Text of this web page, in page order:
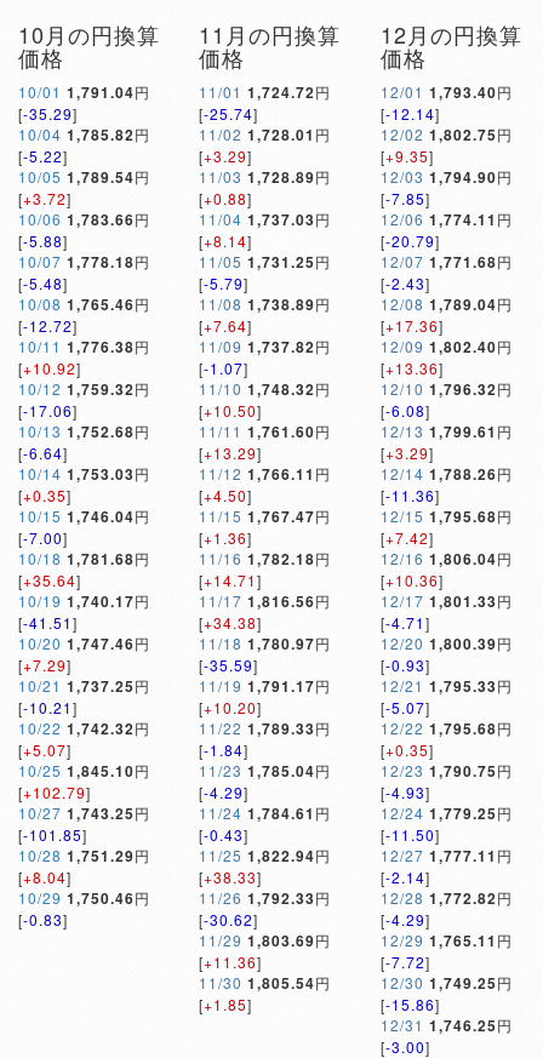
10月の円換算
価格
10/01 1,791.04円
[-35.29]
10/04 1,785.82円
[-5.22]
10/05 1,789.54円
[+3.72]
10/06 1,783.66円
[-5.88]
10/07 1,778.18円
[-5.48]
10/08 1,765.46円
[-12.72]
10/11 1,776.38円
[+10.92]
10/12 1,759.32円
[-17.06]
10/13 1,752.68円
[-6.64]
10/14 1,753.03円
[+0.35]
10/15 1,746.04円
[-7.00]
10/18 1,781.68円
[+35.64]
10/19 1,740.17円
[-41.51]
10/20 1,747.46円
[+7.29]
10/21 1,737.25円
[-10.21]
10/22 1,742.32円
[+5.07]
10/25 1,845.10円
[+102.79]
10/27 1,743.25円
[-101.85]
10/28 1,751.29円
[+8.04]
10/29 1,750.46円
[-0.83]
11月の円換算
価格
11/01 1,724.72円
[-25.74]
11/02 1,728.01 円
[+3.29]
11/03 1,728.89円
[+0.88]
11/04 1,737.03円
[+8.14]
11/05 1,731.25円
[-5.79]
11/08 1,738.89円
[+7.64]
11/09 1,737.82円
[-1.07]
11/10 1,748.32円
[+10.50]
11/11 1,761.60円
[+13.29]
11/12 1,766.11 円
[+4.50]
11/15 1,767.47円
[+1.36]
11/16 1,782.18円
[+14.71]
11/17 1,816.56円
[+34.38]
11/18 1,780.97円
[-35.59]
11/19 1,791.17円
[+10.20]
11/22 1,789.33円
[-1.84]
11/23 1,785.04円
[-4.29]
11/24 1,784.61 円
[-0.43]
11/25 1,822.94円
[+38.33]
11/26 1,792.33円
[-30.62]
11/29 1,803.69円
[+11.36]
11/30 1,805.54円
[+1.85]
12月の円換算
価格
12/01 1,793.40円
[-12.14]
12/02 1,802.75円
[+9.35]
12/03 1,794.90円
[-7.85]
12/06 1,774.11 円
[-20.79]
12/07 1,771.68円
[-2.43]
12/08 1,789.04円
[+17.36]
12/09 1,802.40円
[+13.36]
12/10 1,796.32円
[-6.08]
12/13 1,799.61 円
[+3.29]
12/14 1,788.26円
[-11.36]
12/15 1,795.68円
[+7.42]
12/16 1,806.04円
[+10.36]
12/17 1,801.33円
[-4.71]
12/20 1,800.39円
[-0.93]
12/21 1,795.33円
[-5.07]
12/22 1,795.68円
[+0.35]
12/23 1,790.75円
[-4.93]
12/24 1,779.25円
[-11.50]
12/27 1,777.11 円
[-2.14]
12/28 1,772.82円
[-4.29]
12/29 1,765.11 円
[-7.72]
12/30 1,749.25円
[-15.86]
12/31 1,746.25円
[-3.00]